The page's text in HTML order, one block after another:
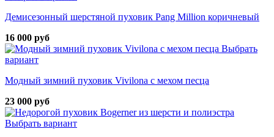
Демисезонный шерстяной пуховик Pang Million коричневый
16 000 руб
Выбрать
вариант
Модный зимний пуховик Vivilona с мехом песца
23 000 руб
Выбрать вариант